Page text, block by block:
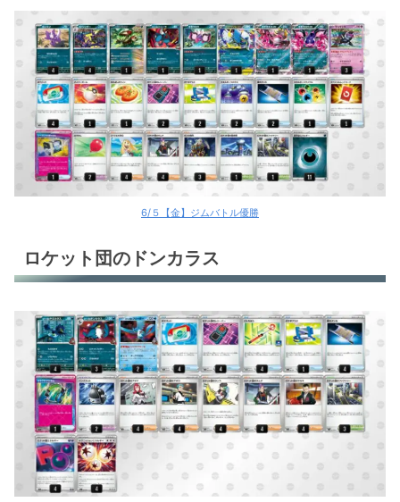
6/５【金】ジムバトル優勝
ロケット団のドンカラス